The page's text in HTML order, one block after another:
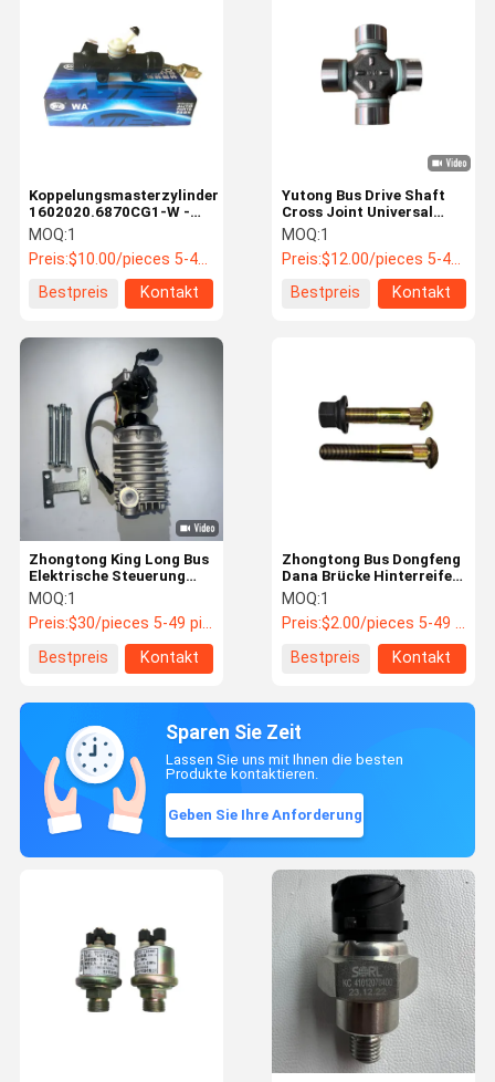
Koppelungsmasterzylinder
1602020.6870CG1-W -
Wanan für JAC /
Zhongtong Bus
MOQ:1
Preis:$10.00/pieces 5-49 pieces
Bestpreis
Kontakt
Yutong Bus Drive Shaft
Cross Joint Universal
Joint 47.5*135 QC4000-
02,2214-00146
MOQ:1
Preis:$12.00/pieces 5-49 pieces
Bestpreis
Kontakt
Zhongtong King Long Bus
Elektrische Steuerung
Lufttrockner 3511-00062
MOQ:1
Preis:$30/pieces 5-49 pieces
Bestpreis
Kontakt
Zhongtong Bus Dongfeng
Dana Brücke Hinterreifen
Schrauben Reifen
Schrauben
MOQ:1
Preis:$2.00/pieces 5-49 pieces
Bestpreis
Kontakt
Sparen Sie Zeit
Lassen Sie uns mit Ihnen die besten
Produkte kontaktieren.
Geben Sie Ihre Anforderung